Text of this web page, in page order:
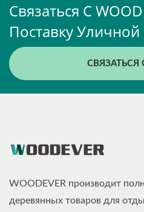
Связаться С
Поставку
СВЯЗАТЬСЯ
WOODEVER производит
деревянных товаров для